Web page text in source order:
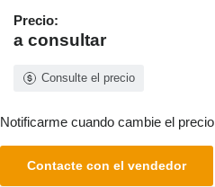
Precio:
a consultar
Consulte el precio
Notificarme cuando cambie el precio
Contacte con el vendedor